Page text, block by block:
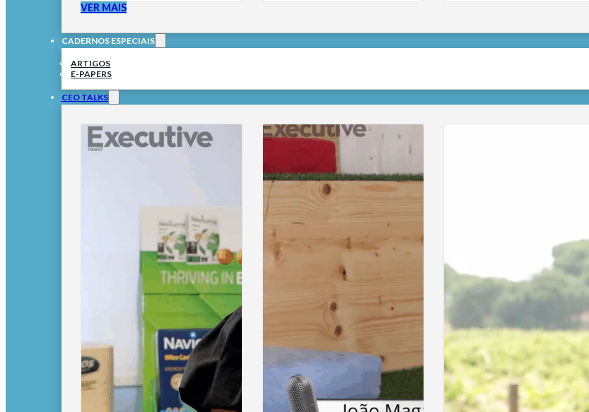
VER MAIS
CADERNOS ESPECIAIS
ARTIGOS
E-PAPERS
CEO TALKS